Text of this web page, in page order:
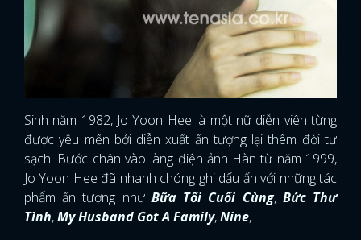
Sinh năm 1982, Jo Yoon Hee là một nữ diễn viên từng
được yêu mến bởi diễn xuất ấn tượng lại thêm đời tư
sạch. Bước chân vào làng điện ảnh Hàn từ năm 1999,
Jo Yoon Hee đã nhanh chóng ghi dấu ấn với những tác
phẩm ấn tượng như Bữa Tối Cuối Cùng, Bức Thư
Tình,My Husband Got A Family,Nine,...